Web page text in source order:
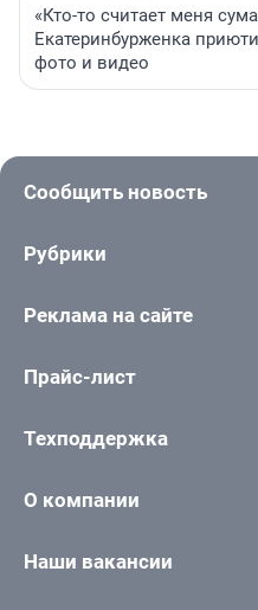
«Кто-то считает меня
Екатеринбурженка
фото и видео
Сообщить новость
Рубрики
Реклама на сайте
Прайс-лист
Техподдержка
О компании
Наши вакансии